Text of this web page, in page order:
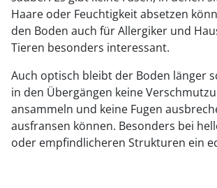
Haare oder Feuchtigkeit absetzen
den Boden auch für Allergiker und
Tieren besonders interessant.
Auch optisch bleibt der Boden länger
in den Übergängen keine
ansammeln und keine Fugen
ausfransen können. Besonders bei
oder empfindlicheren Strukturen ein